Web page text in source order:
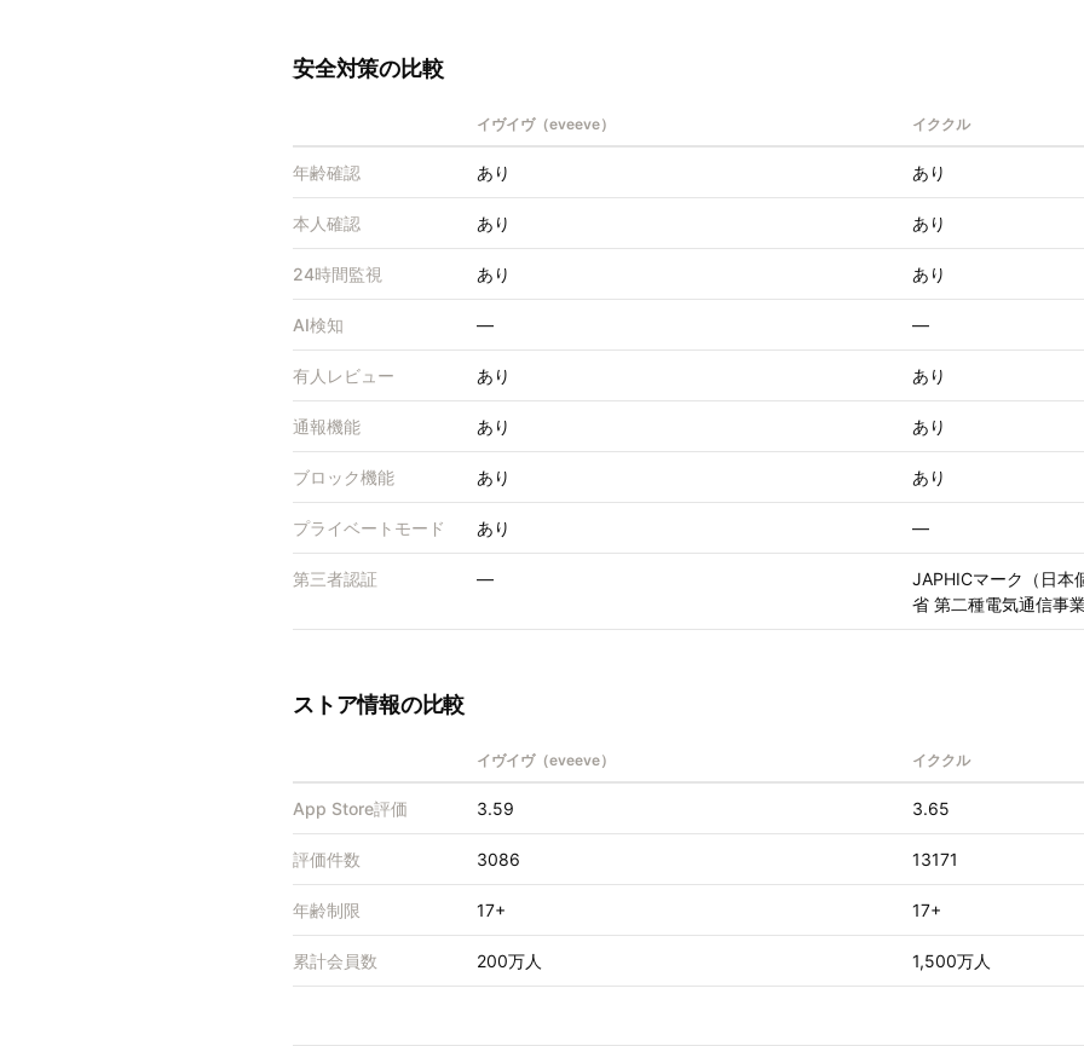
安全対策の比較
イヴイヴ（eveeve） イククル
年齢確認 あり あり
本人確認 あり あり
24時間監視 あり あり
AI検知 — —
有人レビュー あり あり
通報機能 あり あり
ブロック機能 あり あり
プライベートモード あり —
第三者認証 —
JAPHICマーク（日本
省 第二種電気通信事
ストア情報の比較
イヴイヴ（eveeve） イククル
App Store評価 3.59 3.65
評価件数 3086 13171
年齢制限 17+ 17+
累計会員数 200万人 1,500万人